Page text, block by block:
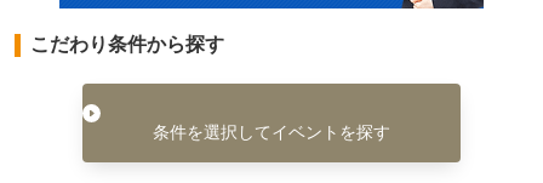
こだわり条件から探す
条件を選択してイベントを探す